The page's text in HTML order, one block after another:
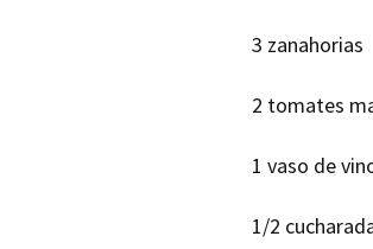
3 zanahorias
2 tomates
1 vaso de
1/2